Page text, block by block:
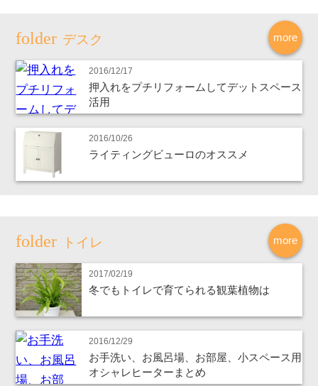
more
デスク
2016/12/17
押入れをプチリフォームしてデットスペース
活用
2016/10/26
ライティングビューロのオススメ
more
トイレ
2017/02/19
冬でもトイレで育てられる観葉植物は
2016/12/29
お手洗い、お風呂場、お部屋、小スペース用
オシャレヒーターまとめ